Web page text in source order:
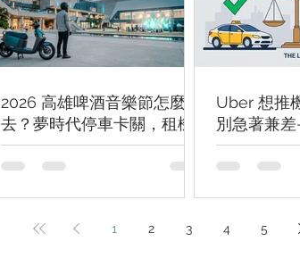
2026 高雄啤酒音樂節怎麼
去？夢時代停車卡關，租機
車到場順遊全攻略
Uber 想推
別急著兼
險漏洞
1 2 3 4 5